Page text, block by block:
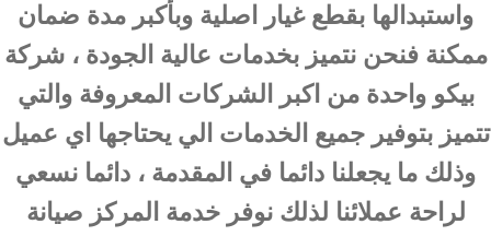
واستبدالها بقطع غيار اصلية وبأكبر مدة ضمان
ممكنة فنحن نتميز بخدمات عالية الجودة ، شركة
بيكو واحدة من اكبر الشركات المعروفة والتي
تتميز بتوفير جميع الخدمات الي يحتاجها اي عميل
وذلك ما يجعلنا دائما في المقدمة ، دائما نسعي
لراحة عملائنا لذلك نوفر خدمة المركز صيانة